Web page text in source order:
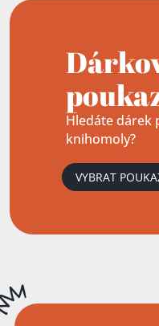
Hledáte dárek
knihomoly?
VYBRAT